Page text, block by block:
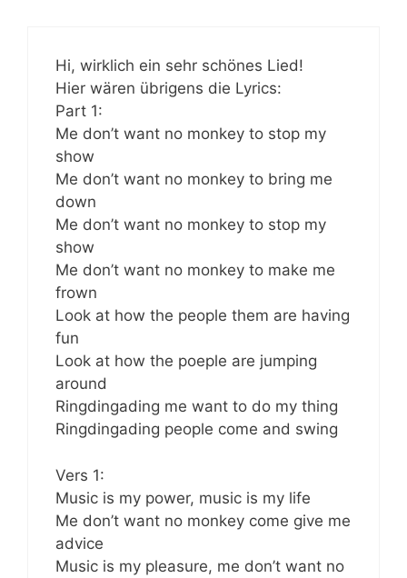
Hi, wirklich ein sehr schönes Lied!
Hier wären übrigens die Lyrics:
Part 1:
Me don’t want no monkey to stop my
show
Me don’t want no monkey to bring me
down
Me don’t want no monkey to stop my
show
Me don’t want no monkey to make me
frown
Look at how the people them are having
fun
Look at how the poeple are jumping
around
Ringdingading me want to do my thing
Ringdingading people come and swing
Vers 1:
Music is my power, music is my life
Me don’t want no monkey come give me
advice
Music is my pleasure, me don’t want no